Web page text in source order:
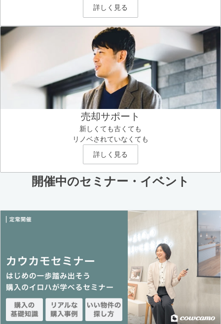
詳しく見る
売却サポート
新しくても古くても
リノベされていなくても
詳しく見る
開催中のセミナー・イベント